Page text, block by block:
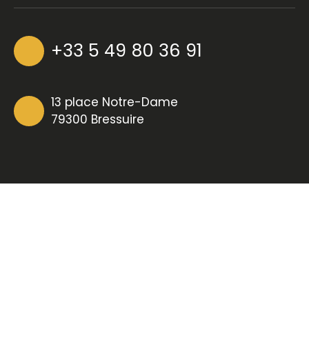
+33 5 49 80 36 91
13 place Notre-Dame
79300 Bressuire